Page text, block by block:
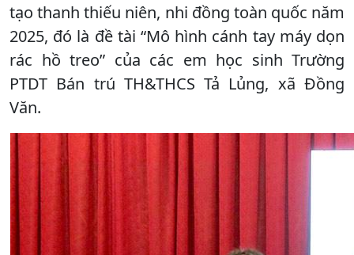
tạo thanh thiếu niên, nhi đồng toàn quốc năm
2025, đó là đề tài “Mô hình cánh tay máy dọn
rác hồ treo” của các em học sinh Trường
PTDT Bán trú TH&THCS Tả Lủng, xã Đồng
Văn.